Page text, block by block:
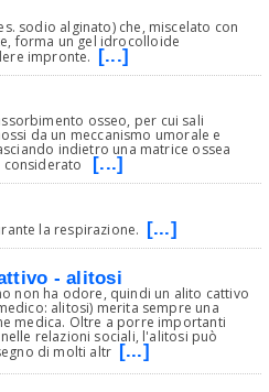
sodio alginato) che, miscelato con
forma un gel idrocolloide
impronte. [...]
osseo, per cui sali
da un meccanismo umorale e
indietro una matrice ossea
considerato [...]
la respirazione. [...]
- alitosi
non ha odore, quindi un alito cattivo
alitosi) merita sempre una
medica. Oltre a porre importanti
relazioni sociali, l'alitosi può
di molti altr [...]